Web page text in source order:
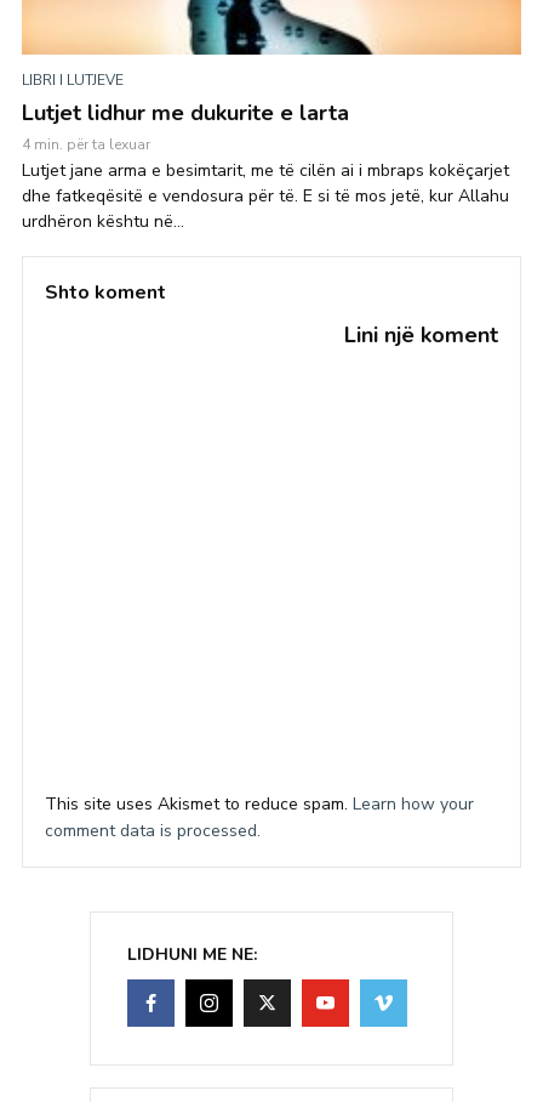
LIBRI I LUTJEVE
Lutjet lidhur me dukurite e larta
4 min. për ta lexuar
Lutjet jane arma e besimtarit, me të cilën ai i mbraps kokëçarjet
dhe fatkeqësitë e vendosura për të. E si të mos jetë, kur Allahu
urdhëron kështu në...
Shto koment
Lini një koment
This site uses Akismet to reduce spam. Learn how your
comment data is processed.
LIDHUNI ME NE: